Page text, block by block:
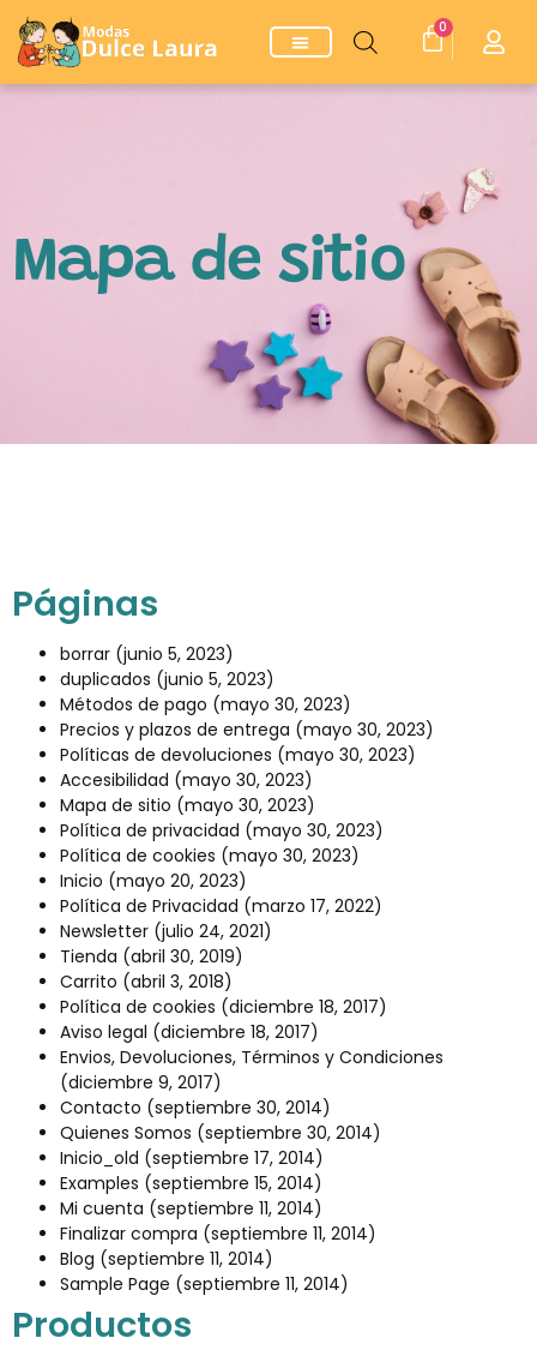
0
Mapa de sitio
Páginas
borrar (junio 5, 2023)
duplicados (junio 5, 2023)
Métodos de pago (mayo 30, 2023)
Precios y plazos de entrega (mayo 30, 2023)
Políticas de devoluciones (mayo 30, 2023)
Accesibilidad (mayo 30, 2023)
Mapa de sitio (mayo 30, 2023)
Política de privacidad (mayo 30, 2023)
Política de cookies (mayo 30, 2023)
Inicio (mayo 20, 2023)
Política de Privacidad (marzo 17, 2022)
Newsletter (julio 24, 2021)
Tienda (abril 30, 2019)
Carrito (abril 3, 2018)
Política de cookies (diciembre 18, 2017)
Aviso legal (diciembre 18, 2017)
Envios, Devoluciones, Términos y Condiciones
(diciembre 9, 2017)
Contacto (septiembre 30, 2014)
Quienes Somos (septiembre 30, 2014)
Inicio_old (septiembre 17, 2014)
Examples (septiembre 15, 2014)
Mi cuenta (septiembre 11, 2014)
Finalizar compra (septiembre 11, 2014)
Blog (septiembre 11, 2014)
Sample Page (septiembre 11, 2014)
Productos